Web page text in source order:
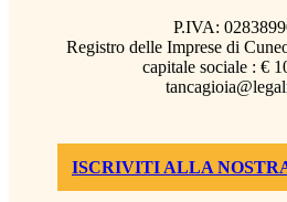
P.IVA:
Registro delle Imprese di
capitale sociale : €
ISCRIVITI ALLA